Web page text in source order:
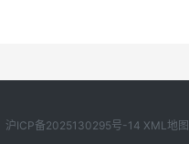
沪ICP备2025130295号-14 XML地图